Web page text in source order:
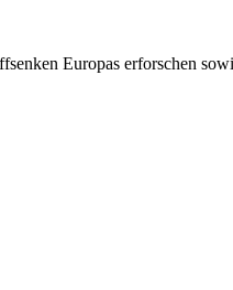
Europas erforschen